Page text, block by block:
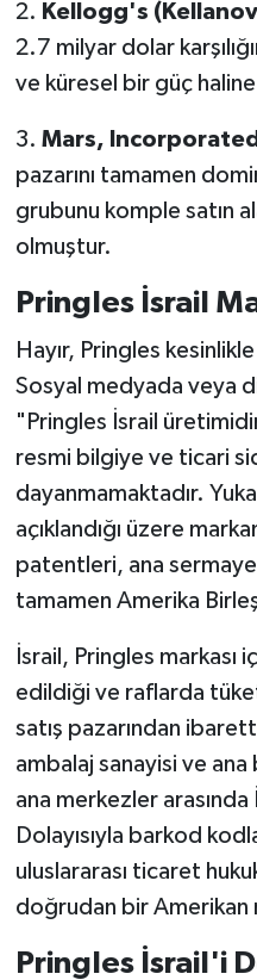
2. Kellogg's
2.7 milyar dolar
ve küresel bir güç
3. Mars,
pazarını tamamen
grubunu komple satın
olmuştur.
Pringles İsrail
Hayır, Pringles
Sosyal medyada veya
"Pringles İsrail
resmi bilgiye ve ticari
dayanmamaktadır.
açıklandığı üzere
patentleri, ana sermaye
tamamen Amerika
İsrail, Pringles markası
edildiği ve raflarda
satış pazarından
ambalaj sanayisi ve
ana merkezler
Dolayısıyla barkod
uluslararası ticaret
doğrudan bir Amerikan
Pringles İsrail'i